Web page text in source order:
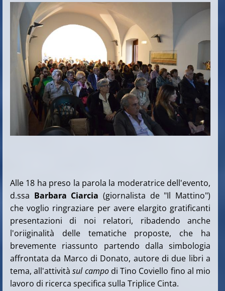
Alle 18 ha preso la parola la moderatrice dell'evento,
d.ssa Barbara Ciarcia(giornalista de "Il Mattino")
che voglio ringraziare per avere elargito gratificanti
presentazioni di noi relatori, ribadendo anche
l'oriiginalità delle tematiche proposte, che ha
brevemente riassunto partendo dalla simbologia
affrontata da Marco di Donato, autore di due libri a
tema, all'attivitàsul campo di Tino Coviello fino al mio
lavoro di ricerca specifica sulla Triplice Cinta.